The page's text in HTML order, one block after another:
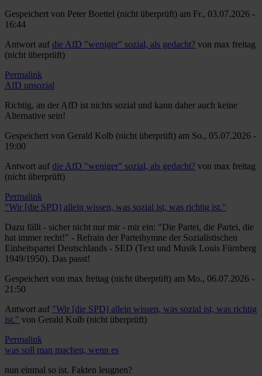
Gespeichert von Peter Boettel (nicht überprüft) am Fr., 03.07.2026 -
16:44
Antwort auf die AfD "weniger" sozial, als gedacht? von max freitag
(nicht überprüft)
Permalink
AfD unsozial
Richtig, an der AfD ist nichts sozial und kann daher auch keine
Alternative sein!
Gespeichert von Gerald Kolb (nicht überprüft) am So., 05.07.2026 -
19:00
Antwort auf die AfD "weniger" sozial, als gedacht? von max freitag
(nicht überprüft)
Permalink
"Wir [die SPD] allein wissen, was sozial ist, was richtig ist."
Dazu fällt - sicher nicht nur mir - mir ein: "Die Partei, die Partei, die
hat immer recht!" - Refrain der Parteihymne der Sozialistischen
Einheitspartei Deutschlands - SED (Text und Musik Louis Fürnberg
1949/1950). Das passt!
Gespeichert von max freitag (nicht überprüft) am Mo., 06.07.2026 -
21:50
Antwort auf "Wir [die SPD] allein wissen, was sozial ist, was richtig
ist." von Gerald Kolb (nicht überprüft)
Permalink
was soll man machen, wenn es
nun einmal so ist. Fakten leugnen?